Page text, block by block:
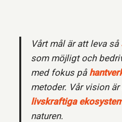
Vårt mål är att leva så
som möjligt och
med fokus på
metoder. Vår vision
livskraftiga
naturen.